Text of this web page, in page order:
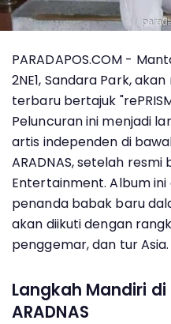
PARADAPOS.COM -
2NE1, Sandara Park,
terbaru bertajuk
Peluncuran ini menjadi
artis independen di
ARADNAS, setelah resmi
Entertainment. Album
penanda babak baru
akan diikuti dengan
penggemar, dan tur Asia.
Langkah Mandiri di
ARADNAS